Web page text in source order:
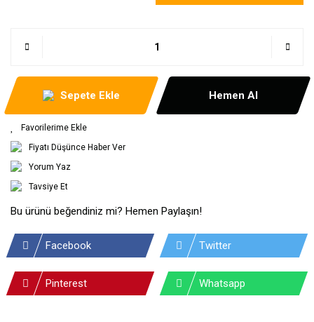
Sepete Ekle Hemen Al
Fiyatı Düşünce Haber Ver
Yorum Yaz
Tavsiye Et
Bu ürünü beğendiniz mi? Hemen Paylaşın!
Facebook Twitter
Pinterest Whatsapp